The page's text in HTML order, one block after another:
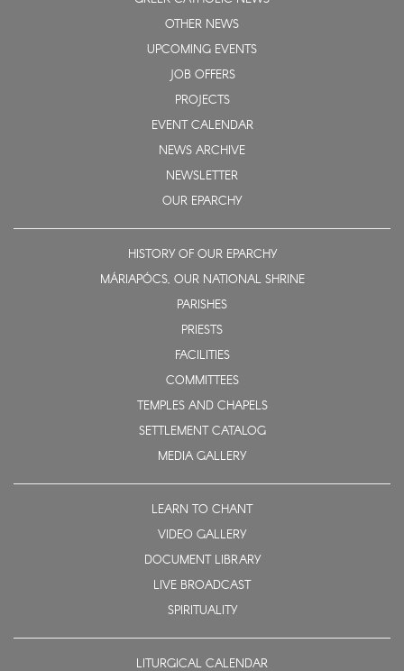
OTHER NEWS
UPCOMING EVENTS
JOB OFFERS
PROJECTS
EVENT CALENDAR
NEWS ARCHIVE
NEWSLETTER
OUR EPARCHY
HISTORY OF OUR EPARCHY
MÁRIAPÓCS, OUR NATIONAL SHRINE
PARISHES
PRIESTS
FACILITIES
COMMITTEES
TEMPLES AND CHAPELS
SETTLEMENT CATALOG
MEDIA GALLERY
LEARN TO CHANT
VIDEO GALLERY
DOCUMENT LIBRARY
LIVE BROADCAST
SPIRITUALITY
LITURGICAL CALENDAR